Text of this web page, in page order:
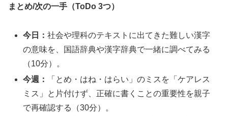
まとめ/次の一手（ToDo 3つ）
今日：社会や理科のテキストに出てきた難しい漢字
の意味を、国語辞典や漢字辞典で一緒に調べてみる
（10分）。
今週：
「とめ・はね・はらい」のミスを「ケアレス
ミス」と片付けず、正確に書くことの重要性を親子
で再確認する（30分）。